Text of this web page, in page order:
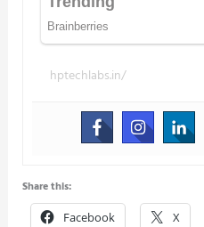
hptechlabs.in/
Share this:
Facebook X